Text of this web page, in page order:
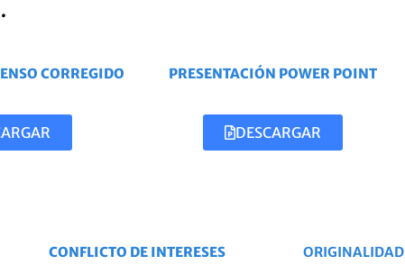
CORREGIDO PRESENTACIÓN POWER POINT
DESCARGAR
CONFLICTO DE INTERESES ORIGINALIDAD